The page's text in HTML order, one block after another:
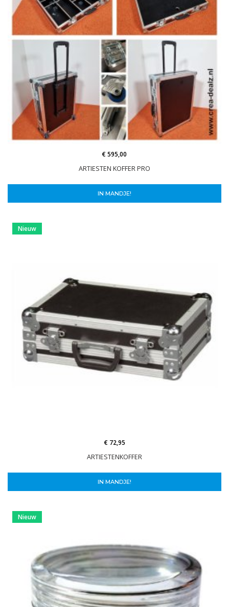
ARTIESTEN KOFFER PRO
€ 595,00
IN MANDJE!
Nieuw
ARTIESTENKOFFER
€ 72,95
IN MANDJE!
Nieuw